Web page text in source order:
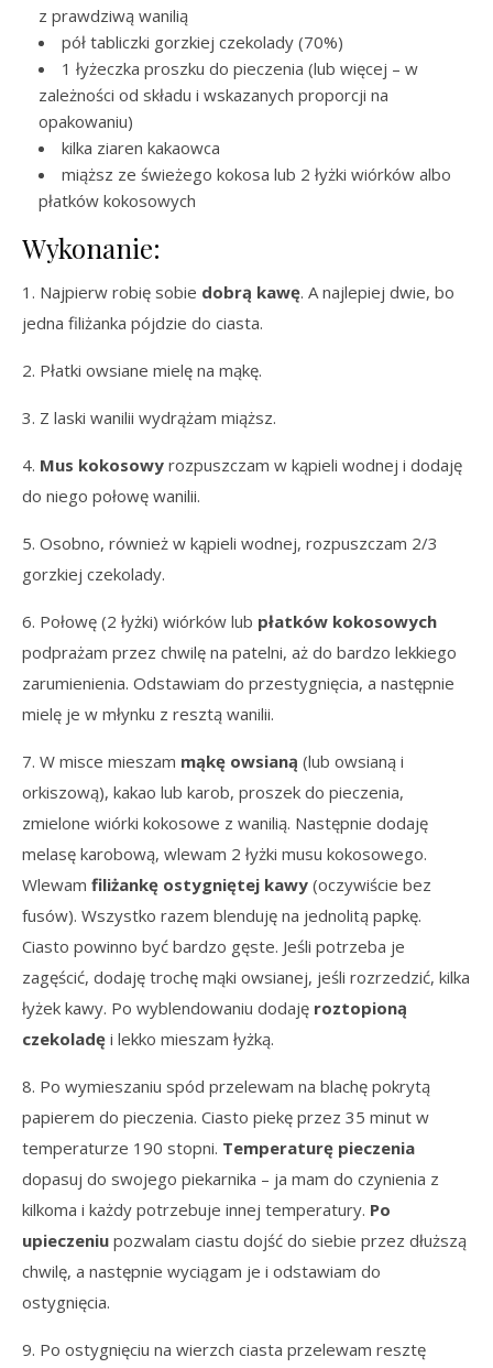
z prawdziwą wanilią
pół tabliczki gorzkiej czekolady (70%)
1 łyżeczka proszku do pieczenia (lub więcej – w
zależności od składu i wskazanych proporcji na
opakowaniu)
kilka ziaren kakaowca
miąższ ze świeżego kokosa lub 2 łyżki wiórków albo
płatków kokosowych
Wykonanie:
1. Najpierw robię sobie dobrą kawę. A najlepiej dwie, bo
jedna filiżanka pójdzie do ciasta.
2. Płatki owsiane mielę na mąkę.
3. Z laski wanilii wydrążam miąższ.
4. Mus kokosowy rozpuszczam w kąpieli wodnej i dodaję
do niego połowę wanilii.
5. Osobno, również w kąpieli wodnej, rozpuszczam 2/3
gorzkiej czekolady.
6. Połowę (2 łyżki) wiórków lub płatków kokosowych
podprażam przez chwilę na patelni, aż do bardzo lekkiego
zarumienienia. Odstawiam do przestygnięcia, a następnie
mielę je w młynku z resztą wanilii.
7. W misce mieszam mąkę owsianą (lub owsianą i
orkiszową), kakao lub karob, proszek do pieczenia,
zmielone wiórki kokosowe z wanilią. Następnie dodaję
melasę karobową, wlewam 2 łyżki musu kokosowego.
Wlewam filiżankę ostygniętej kawy (oczywiście bez
fusów). Wszystko razem blenduję na jednolitą papkę.
Ciasto powinno być bardzo gęste. Jeśli potrzeba je
zagęścić, dodaję trochę mąki owsianej, jeśli rozrzedzić, kilka
łyżek kawy. Po wyblendowaniu dodaję roztopioną
czekoladę i lekko mieszam łyżką.
8. Po wymieszaniu spód przelewam na blachę pokrytą
papierem do pieczenia. Ciasto piekę przez 35 minut w
temperaturze 190 stopni. Temperaturę pieczenia
dopasuj do swojego piekarnika – ja mam do czynienia z
kilkoma i każdy potrzebuje innej temperatury. Po
upieczeniu pozwalam ciastu dojść do siebie przez dłuższą
chwilę, a następnie wyciągam je i odstawiam do
ostygnięcia.
9. Po ostygnięciu na wierzch ciasta przelewam resztę